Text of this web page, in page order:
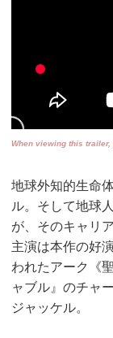
When viewing this trailer,
地球外知的生命
ル。そして地球
が、そのキャリ
主演は本作の好
われたアーク《
ャブル』のチャ
ジャッケル。